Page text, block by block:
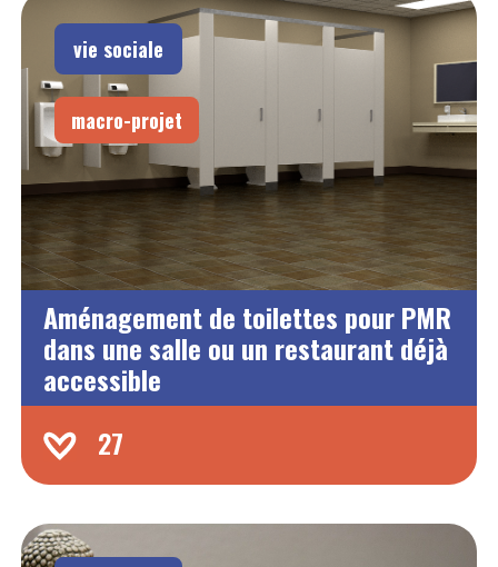
vie sociale
macro-projet
Aménagement de toilettes pour PMR
dans une salle ou un restaurant déjà
accessible
27